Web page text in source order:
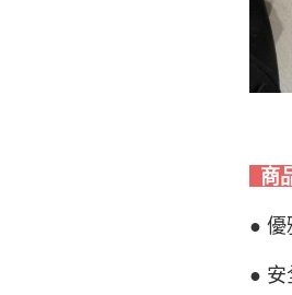
商
● 優
● 安